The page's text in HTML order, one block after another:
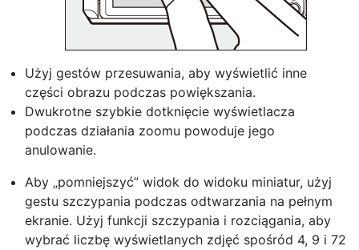
Użyj gestów przesuwania, aby wyświetlić inne
części obrazu podczas powiększania.
Dwukrotne szybkie dotknięcie wyświetlacza
podczas działania zoomu powoduje jego
anulowanie.
Aby „pomniejszyć” widok do widoku miniatur, użyj
gestu szczypania podczas odtwarzania na pełnym
ekranie. Użyj funkcji szczypania i rozciągania, aby
wybrać liczbę wyświetlanych zdjęć spośród 4, 9 i 72